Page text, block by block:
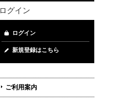
ログイン
ログイン
新規登録はこちら
ご利用案内